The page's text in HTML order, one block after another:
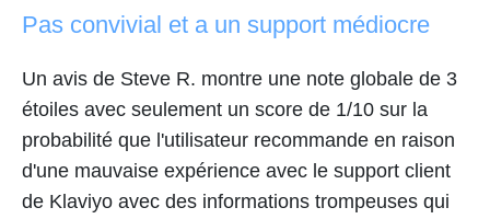
Pas convivial et a un support médiocre
Un avis de Steve R. montre une note globale de 3
étoiles avec seulement un score de 1/10 sur la
probabilité que l'utilisateur recommande en raison
d'une mauvaise expérience avec le support client
de Klaviyo avec des informations trompeuses qui